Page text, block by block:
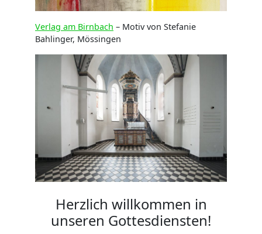
Verlag am Birnbach – Motiv von Stefanie
Bahlinger, Mössingen
Herzlich willkommen in
unseren Gottesdiensten!